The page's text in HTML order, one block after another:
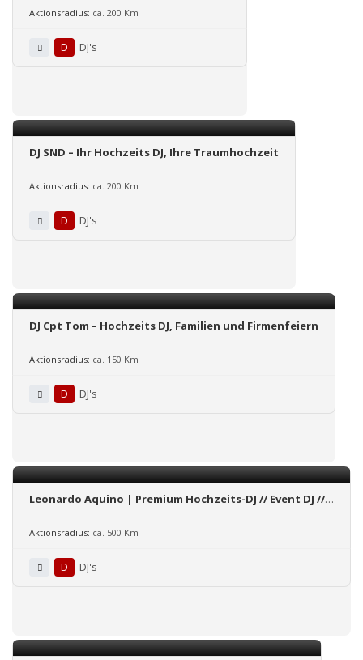
Aktionsradius: ca. 200 Km
D DJ's
DJ SND – Ihr Hochzeits DJ, Ihre Traumhochzeit
Aktionsradius: ca. 200 Km
D DJ's
DJ Cpt Tom – Hochzeits DJ, Familien und Firmenfeiern
Aktionsradius: ca. 150 Km
D DJ's
Leonardo Aquino | Premium Hochzeits-DJ // Event DJ //
Aktionsradius: ca. 500 Km
D DJ's